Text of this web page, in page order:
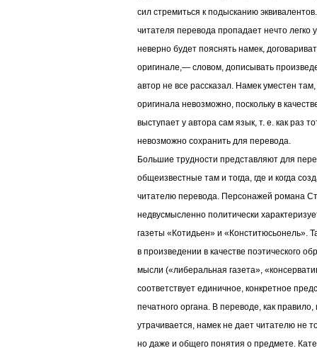
сил стремиться к подысканию
читателя перевода пропадает нечто легко
неверно будет пояснять намек,
оригинале,— словом, дописывать
автор не все рассказал. Намек уместен
оригинала невозможно, поскольку в
выступает у автора сам язык, т. е. как раз
невозможно сохранить для перевода.
Большие трудности представляют для
общеизвестные там и тогда, где и когда
читателю перевода. Персонажей романа
недвусмысленно политически
газеты «Котидьен» и «Конститюсьонель».
в произведении в качестве поэтического
мысли («либеральная газета»,
соответствует единичное, конкретное
печатного органа. В переводе, как
утрачивается, намек не дает читателю не
но даже и общего понятия о предмете.